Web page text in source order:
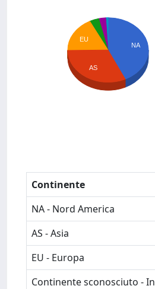
NA
EU
AS
Continente
NA - Nord America
AS - Asia
EU - Europa
Continente sconosciuto -